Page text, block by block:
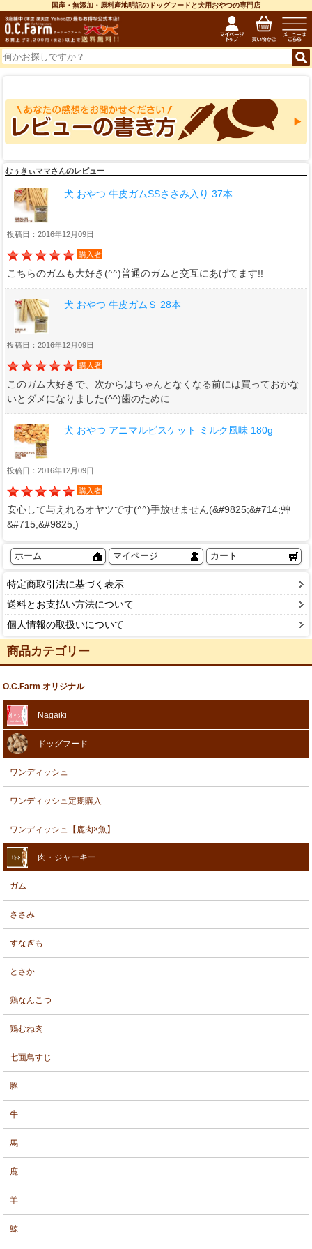
国産・無添加・原料産地明記のドッグフードと犬用おやつの専門店
むぅきぃママさんのレビュー
犬 おやつ 牛皮ガムSSささみ入り 37本
投稿日：2016年12月09日
購入者
こちらのガムも大好き(^^)普通のガムと交互にあげてます!!
犬 おやつ 牛皮ガムＳ 28本
投稿日：2016年12月09日
購入者
このガム大好きで、次からはちゃんとなくなる前には買っておかな
いとダメになりました(^^)歯のために
犬 おやつ アニマルビスケット ミルク風味 180g
投稿日：2016年12月09日
購入者
安心して与えれるオヤツです(^^)手放せません(&#9825;&#714;艸
&#715;&#9825;)
ホーム マイページ カート
特定商取引法に基づく表示
送料とお支払い方法について
個人情報の取扱いについて
商品カテゴリー
O.C.Farm オリジナル
Nagaiki
ドッグフード
ワンディッシュ
ワンディッシュ定期購入
ワンディッシュ【鹿肉×魚】
肉・ジャーキー
ガム
ささみ
すなぎも
とさか
鶏なんこつ
鶏むね肉
七面鳥すじ
豚
牛
馬
鹿
羊
鯨